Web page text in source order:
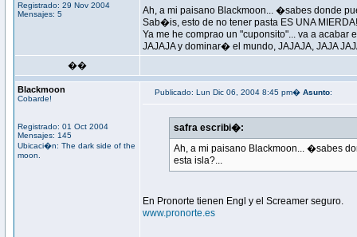
Registrado: 29 Nov 2004
Mensajes: 5
Ah, a mi paisano Blackmoon... �sabes donde
Sab�is, esto de no tener pasta ES UNA
Ya me he comprao un "cuponsito"... va a acabar
JAJAJA y dominar� el mundo, JAJAJA, JAJA
��
Blackmoon
Cobarde!
Registrado: 01 Oct 2004
Mensajes: 145
Ubicaci�n: The dark side of the
moon.
Publicado: Lun Dic 06, 2004 8:45 pm� Asunto:
safra escribi�:
Ah, a mi paisano Blackmoon... �sabes
esta isla?...
En Pronorte tienen Engl y el Screamer seguro.
www.pronorte.es